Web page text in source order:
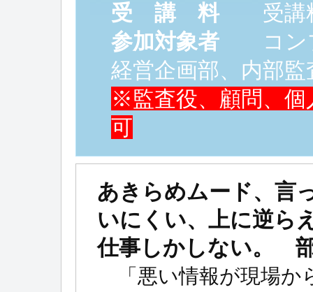
受 講 料受講
参加対象者コンプ
経営企画部、内部
※監査役、顧問、個
可
あきらめムード、言
いにくい、上に逆ら
仕事しかしない。
「悪い情報が現場か